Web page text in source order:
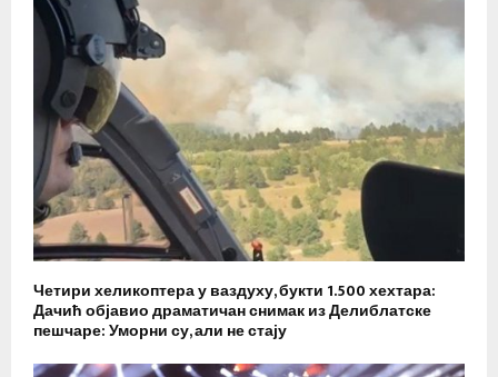
Четири хеликоптера у ваздуху, букти 1.500 хехтара:
Дачић објавио драматичан снимак из Делиблатске
пешчаре: Уморни су, али не стају